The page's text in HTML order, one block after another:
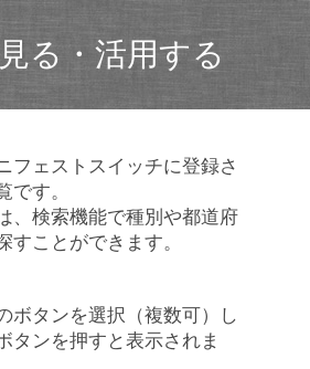
る・活用する
フェストスイッチに登録さ
です。
、検索機能で種別や都道府
すことができます。
ボタンを選択（複数可）し
タンを押すと表示されま